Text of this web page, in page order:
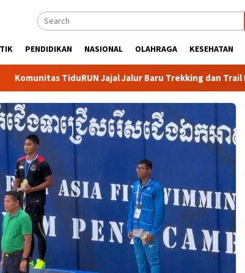
PENDIDIKAN NASIONAL OLAHRAGA KESEHATAN
TiduRUN Jajal Jalur Baru Trekking dan Trail Run